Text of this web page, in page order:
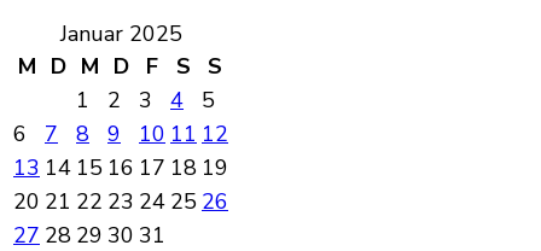
Januar 2025
M D M D F S
S
1
2 3 4
5
6
7 8 9 10 11 12
13 14 15 16 17 18 19
20 21 22 23 24 25 26
27 28 29 30 31